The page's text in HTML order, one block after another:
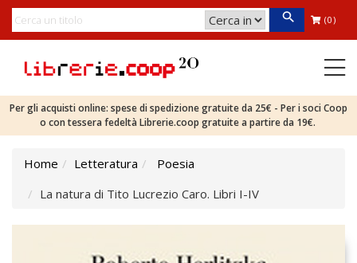
(0)
Per gli acquisti online: spese di spedizione gratuite da 25€ - Per i soci Coop
o con tessera fedeltà Librerie.coop gratuite a partire da 19€.
Home Letteratura
Poesia
La natura di Tito Lucrezio Caro. Libri I-IV